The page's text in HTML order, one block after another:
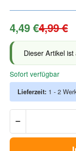
4,49 €4,99 €
Dieser Artikel
Sofort verfügbar
Lieferzeit: 1 - 2